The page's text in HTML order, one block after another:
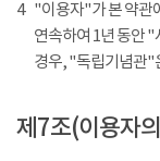
4
"이용자"가 본 약관
연속하여 1년 동안
경우, "독립기념관"
제7조(이용자